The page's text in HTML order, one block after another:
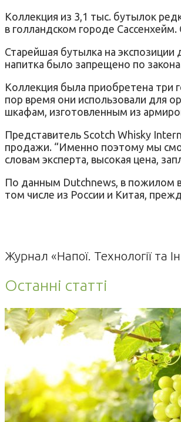
Коллекция из 3,1 тыс. бутылок
в голландском городе
Старейшая бутылка на экспозиции
напитка было запрещено по
Коллекция была приобретена три
пор время они использовали для
шкафам, изготовленным из
Представитель Scotch Whisky
продажи. “Именно поэтому мы
словам эксперта, высокая цена,
По данным Dutchnews, в пожилом
том числе из России и Китая,
Журнал «Напої. Технології та
Останні статті